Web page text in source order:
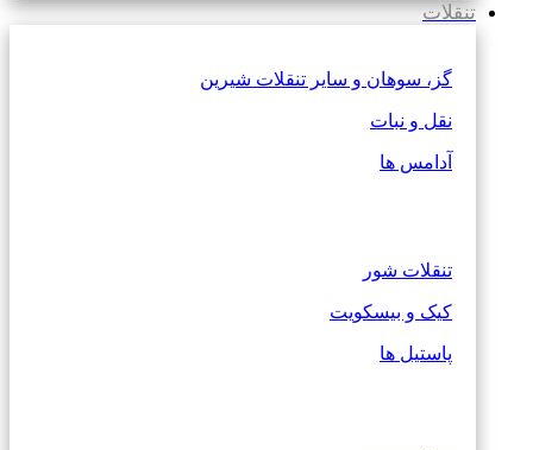
تنقلات
گز، سوهان و سایر تنقلات شیرین
نقل و نبات
آدامس ها
تنقلات شور
کیک و بیسکویت
پاستیل ها